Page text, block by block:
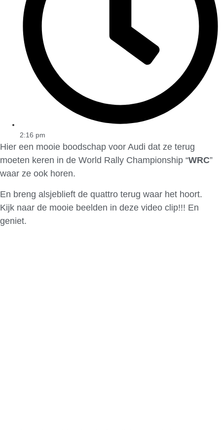
2:16 pm
Hier een mooie boodschap voor Audi dat ze terug
moeten keren in de World Rally Championship “WRC”
waar ze ook horen.
En breng alsjeblieft de quattro terug waar het hoort.
Kijk naar de mooie beelden in deze video clip!!! En
geniet.